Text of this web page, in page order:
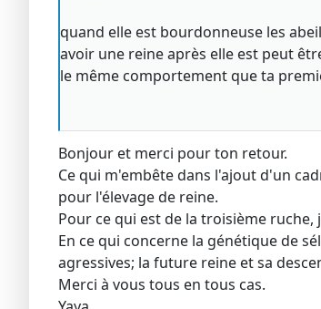
quand elle est bourdonneuse les
avoir une reine après elle est peut
le même comportement que ta
Bonjour et merci pour ton retour.
Ce qui m'embête dans l'ajout d'un
pour l'élevage de reine.
Pour ce qui est de la troisième ruche,
En ce qui concerne la génétique de
agressives; la future reine et sa
Merci à vous tous en tous cas.